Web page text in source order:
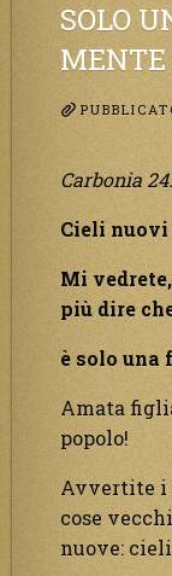
SOLO
MENTE
Carbonia
Cieli nuovi
Mi
più dire
è solo una
Amata
popolo!
Avvertite i
cose
nuove: